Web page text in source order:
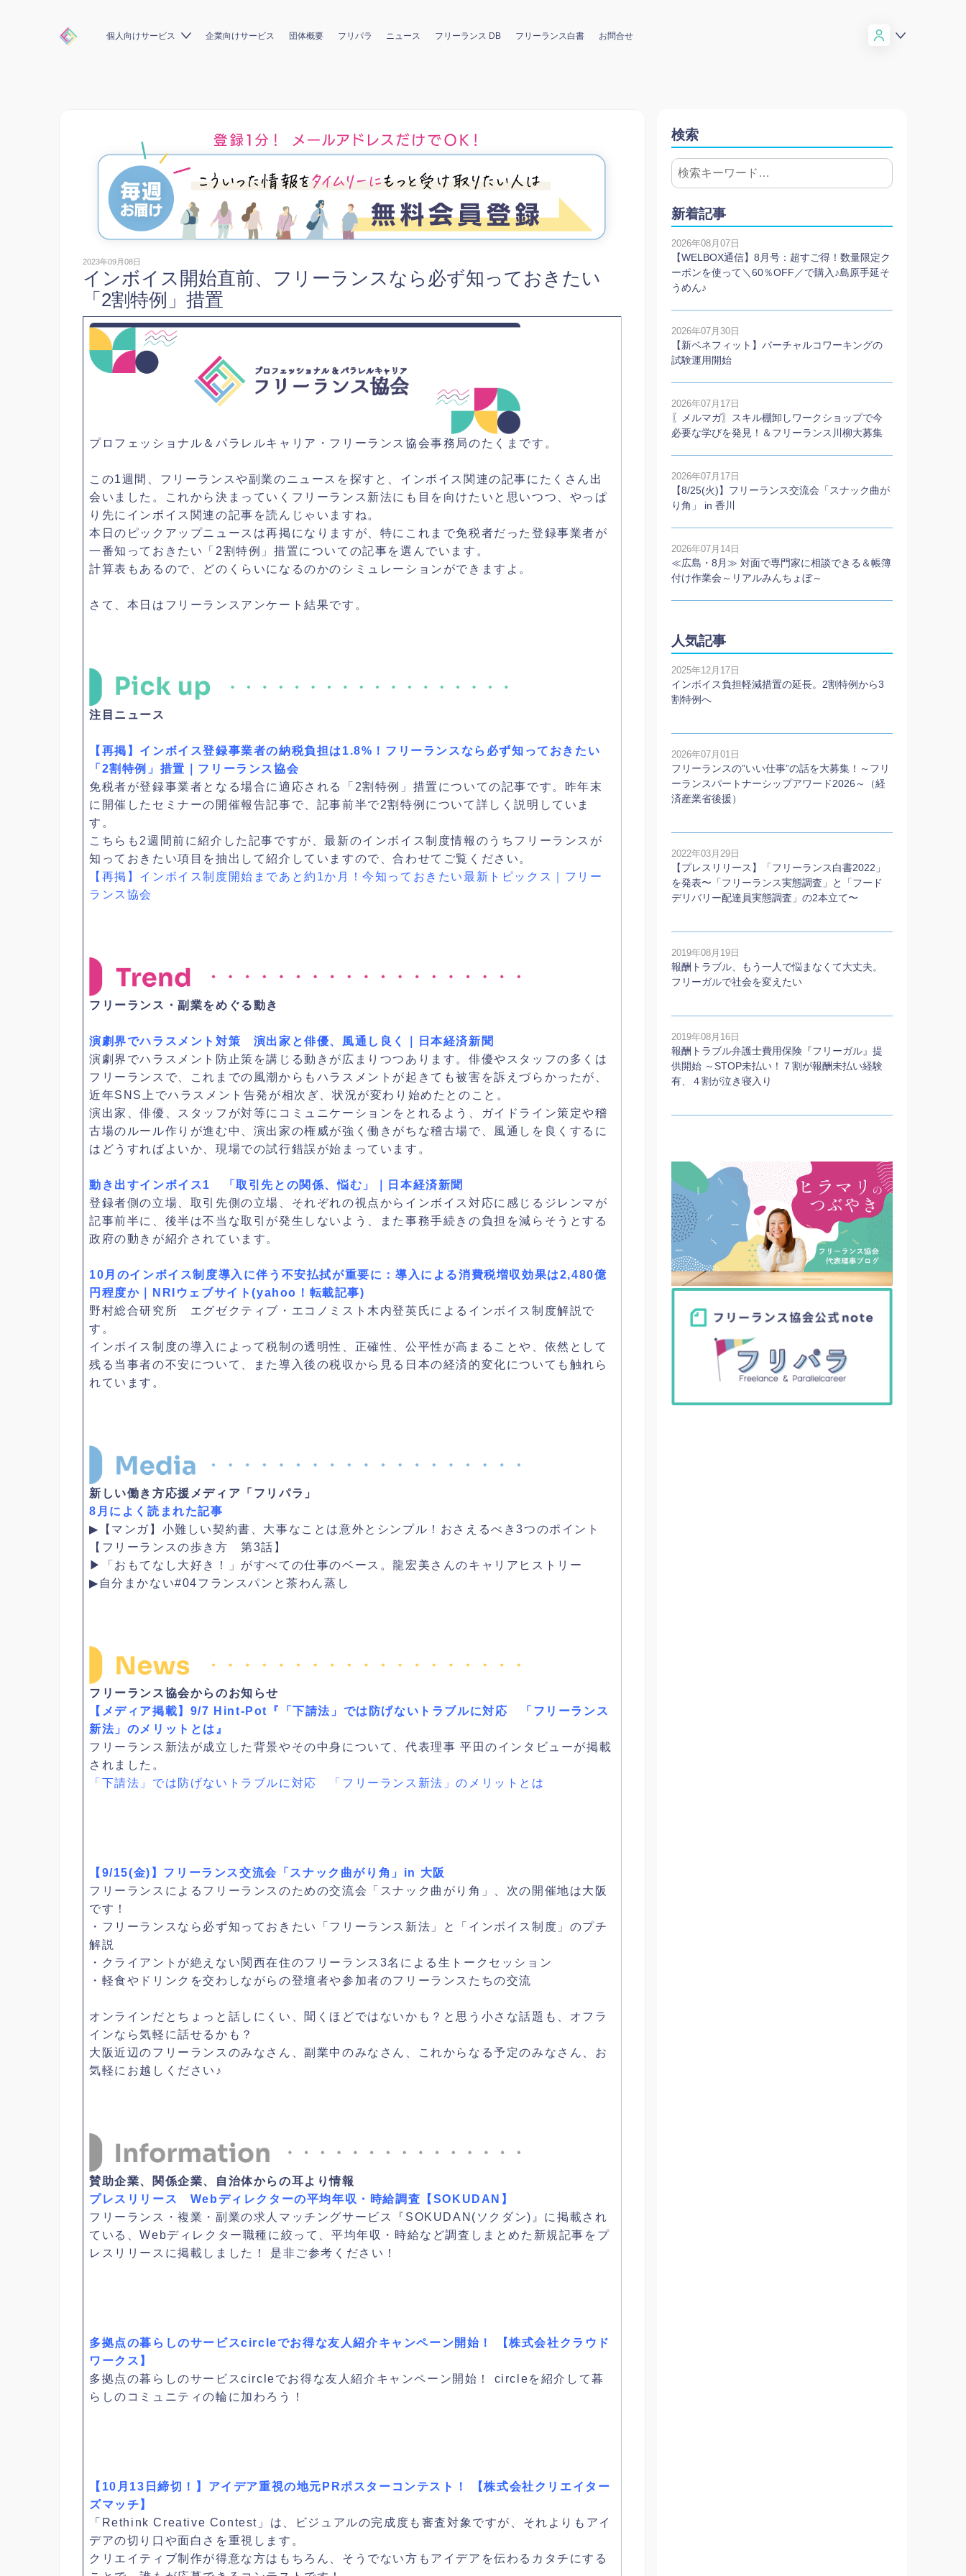
個人向けサービス 企業向けサービス 団体概要 フリパラ ニュース フリーランス DB フリーランス白書 お問合せ
2023年09月08日
インボイス開始直前、フリーランスなら必ず知っておきたい
「2割特例」措置
プロフェッショナル＆パラレルキャリア・フリーランス協会事務局のたくまです。
この1週間、フリーランスや副業のニュースを探すと、インボイス関連の記事にたくさん出
会いました。これから決まっていくフリーランス新法にも目を向けたいと思いつつ、やっぱ
り先にインボイス関連の記事を読んじゃいますね。
本日のピックアップニュースは再掲になりますが、特にこれまで免税者だった登録事業者が
一番知っておきたい「2割特例」措置についての記事を選んでいます。
計算表もあるので、どのくらいになるのかのシミュレーションができますよ。
さて、本日はフリーランスアンケート結果です。
注目ニュース
【再掲】インボイス登録事業者の納税負担は1.8%！フリーランスなら必ず知っておきたい
「2割特例」措置｜フリーランス協会
免税者が登録事業者となる場合に適応される「2割特例」措置についての記事です。昨年末
に開催したセミナーの開催報告記事で、記事前半で2割特例について詳しく説明していま
す。
こちらも2週間前に紹介した記事ですが、最新のインボイス制度情報のうちフリーランスが
知っておきたい項目を抽出して紹介していますので、合わせてご覧ください。
【再掲】インボイス制度開始まであと約1か月！今知っておきたい最新トピックス｜フリー
ランス協会
フリーランス・副業をめぐる動き
演劇界でハラスメント対策 演出家と俳優、風通し良く｜日本経済新聞
演劇界でハラスメント防止策を講じる動きが広まりつつあります。俳優やスタッフの多くは
フリーランスで、これまでの風潮からもハラスメントが起きても被害を訴えづらかったが、
近年SNS上でハラスメント告発が相次ぎ、状況が変わり始めたとのこと。
演出家、俳優、スタッフが対等にコミュニケーションをとれるよう、ガイドライン策定や稽
古場のルール作りが進む中、演出家の権威が強く働きがちな稽古場で、風通しを良くするに
はどうすればよいか、現場での試行錯誤が始まっています。
動き出すインボイス1 「取引先との関係、悩む」｜日本経済新聞
登録者側の立場、取引先側の立場、それぞれの視点からインボイス対応に感じるジレンマが
記事前半に、後半は不当な取引が発生しないよう、また事務手続きの負担を減らそうとする
政府の動きが紹介されています。
10月のインボイス制度導入に伴う不安払拭が重要に：導入による消費税増収効果は2,480億
円程度か｜NRIウェブサイト(yahoo！転載記事)
野村総合研究所 エグゼクティブ・エコノミスト木内登英氏によるインボイス制度解説で
す。
インボイス制度の導入によって税制の透明性、正確性、公平性が高まることや、依然として
残る当事者の不安について、また導入後の税収から見る日本の経済的変化についても触れら
れています。
新しい働き方応援メディア「フリパラ」
8月によく読まれた記事
▶【マンガ】小難しい契約書、大事なことは意外とシンプル！おさえるべき3つのポイント
【フリーランスの歩き方 第3話】
▶「おもてなし大好き！」がすべての仕事のベース。龍宏美さんのキャリアヒストリー
▶自分まかない#04フランスパンと茶わん蒸し
フリーランス協会からのお知らせ
【メディア掲載】9/7 Hint-Pot『「下請法」では防げないトラブルに対応 「フリーランス
新法」のメリットとは』
フリーランス新法が成立した背景やその中身について、代表理事 平田のインタビューが掲載
されました。
「下請法」では防げないトラブルに対応 「フリーランス新法」のメリットとは
【9/15(金)】フリーランス交流会「スナック曲がり角」in 大阪
フリーランスによるフリーランスのための交流会「スナック曲がり角」、次の開催地は大阪
です！
・フリーランスなら必ず知っておきたい「フリーランス新法」と「インボイス制度」のプチ
解説
・クライアントが絶えない関西在住のフリーランス3名による生トークセッション
・軽食やドリンクを交わしながらの登壇者や参加者のフリーランスたちの交流
オンラインだとちょっと話しにくい、聞くほどではないかも？と思う小さな話題も、オフラ
インなら気軽に話せるかも？
大阪近辺のフリーランスのみなさん、副業中のみなさん、これからなる予定のみなさん、お
気軽にお越しください♪
賛助企業、関係企業、自治体からの耳より情報
プレスリリース Webディレクターの平均年収・時給調査【SOKUDAN】
フリーランス・複業・副業の求人マッチングサービス『SOKUDAN(ソクダン)』に掲載され
ている、Webディレクター職種に絞って、平均年収・時給など調査しまとめた新規記事をプ
レスリリースに掲載しました！ 是非ご参考ください！
多拠点の暮らしのサービスcircleでお得な友人紹介キャンペーン開始！ 【株式会社クラウド
ワークス】
多拠点の暮らしのサービスcircleでお得な友人紹介キャンペーン開始！ circleを紹介して暮
らしのコミュニティの輪に加わろう！
【10月13日締切！】アイデア重視の地元PRポスターコンテスト！ 【株式会社クリエイター
ズマッチ】
「Rethink Creative Contest」は、ビジュアルの完成度も審査対象ですが、それよりもアイ
デアの切り口や面白さを重視します。
クリエイティブ制作が得意な方はもちろん、そうでない方もアイデアを伝わるカタチにする
検索
新着記事
2026年08月07日
【WELBOX通信】8月号：超すご得！数量限定ク
ーポンを使って＼60％OFF／で購入♪島原手延そ
うめん♪
2026年07月30日
【新ベネフィット】バーチャルコワーキングの
試験運用開始
2026年07月17日
〖メルマガ〗スキル棚卸しワークショップで今
必要な学びを発見！＆フリーランス川柳大募集
2026年07月17日
【8/25(火)】フリーランス交流会「スナック曲が
り角」 in 香川
2026年07月14日
≪広島・8月≫ 対面で専門家に相談できる＆帳簿
付け作業会～リアルみんちょぼ～
人気記事
2025年12月17日
インボイス負担軽減措置の延長。2割特例から3
割特例へ
2026年07月01日
フリーランスの”いい仕事”の話を大募集！～フリ
ーランスパートナーシップアワード2026～（経
済産業省後援）
2022年03月29日
【プレスリリース】「フリーランス白書2022」
を発表〜「フリーランス実態調査」と「フード
デリバリー配達員実態調査」の2本⽴て〜
2019年08月19日
報酬トラブル、もう一人で悩まなくて大丈夫。
フリーガルで社会を変えたい
2019年08月16日
報酬トラブル弁護士費用保険『フリーガル』提
供開始 ～STOP未払い！７割が報酬未払い経験
有、４割が泣き寝入り